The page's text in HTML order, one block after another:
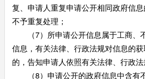
复、申请人重复申请公开相同政府信
不予重复处理；
（7）所申请公开信息属于工商、
信息，有关法律、行政法规对信息的
的，告知申请人依照有关法律、行政法
（8）申请公开的政府信息中含有